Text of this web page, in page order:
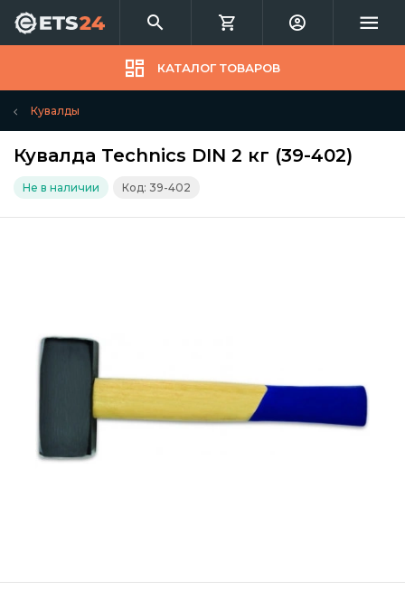
КАТАЛОГ ТОВАРОВ
Кувалды
Кувалда Technics DIN 2 кг (39-402)
Не в наличии Код: 39-402